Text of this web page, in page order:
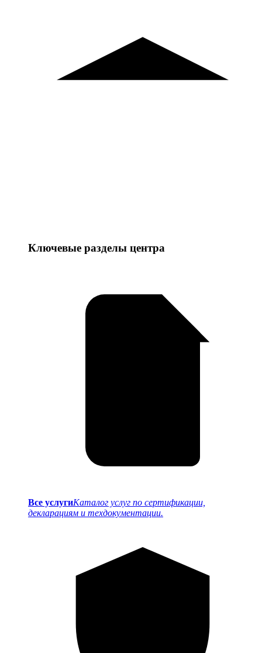
Ключевые разделы центра
Все услугиКаталог услуг по сертификации,
декларациям и техдокументации.